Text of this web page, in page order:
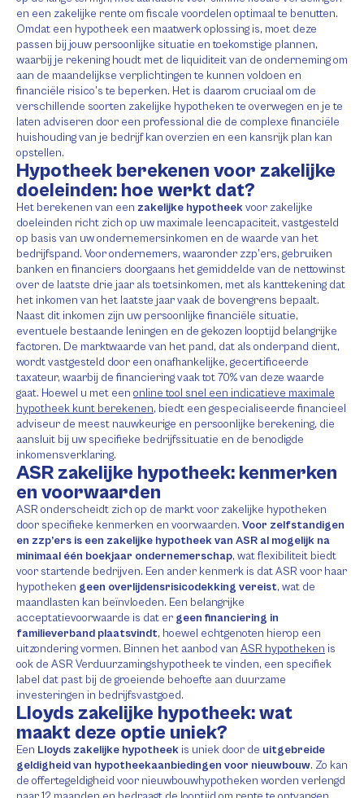
en een zakelijke rente om fiscale voordelen optimaal te benutten.
Omdat een hypotheek een maatwerk oplossing is, moet deze
passen bij jouw persoonlijke situatie en toekomstige plannen,
waarbij je rekening houdt met de liquiditeit van de onderneming om
aan de maandelijkse verplichtingen te kunnen voldoen en
financiële risico’s te beperken. Het is daarom cruciaal om de
verschillende soorten zakelijke hypotheken te overwegen en je te
laten adviseren door een professional die de complexe financiële
huishouding van je bedrijf kan overzien en een kansrijk plan kan
opstellen.
Hypotheek berekenen voor zakelijke
doeleinden: hoe werkt dat?
Het berekenen van een zakelijke hypotheekvoor zakelijke
doeleinden richt zich op uw maximale leencapaciteit, vastgesteld
op basis van uw ondernemersinkomen en de waarde van het
bedrijfspand. Voor ondernemers, waaronder zzp’ers, gebruiken
banken en financiers doorgaans het gemiddelde van de nettowinst
over de laatste drie jaar als toetsinkomen, met als kanttekening dat
het inkomen van het laatste jaar vaak de bovengrens bepaalt.
Naast dit inkomen zijn uw persoonlijke financiële situatie,
eventuele bestaande leningen en de gekozen looptijd belangrijke
factoren. De marktwaarde van het pand, dat als onderpand dient,
wordt vastgesteld door een onafhankelijke, gecertificeerde
taxateur, waarbij de financiering vaak tot 70% van deze waarde
gaat. Hoewel u met een online tool snel een indicatieve maximale
hypotheek kunt berekenen, biedt een gespecialiseerde financieel
adviseur de meest nauwkeurige en persoonlijke berekening, die
aansluit bij uw specifieke bedrijfssituatie en de benodigde
inkomensverklaring.
ASR zakelijke hypotheek: kenmerken
en voorwaarden
ASR onderscheidt zich op de markt voor zakelijke hypotheken
door specifieke kenmerken en voorwaarden. Voor zelfstandigen
en zzp’ers is een zakelijke hypotheek van ASR al mogelijk na
minimaal één boekjaar ondernemerschap, wat flexibiliteit biedt
voor startende bedrijven. Een ander kenmerk is dat ASR voor haar
hypotheken geen overlijdensrisicodekking vereist, wat de
maandlasten kan beïnvloeden. Een belangrijke
acceptatievoorwaarde is dat er geen financiering in
familieverband plaatsvindt, hoewel echtgenoten hierop een
uitzondering vormen. Binnen het aanbod van ASR hypotheken is
ook de ASR Verduurzamingshypotheek te vinden, een specifiek
label dat past bij de groeiende behoefte aan duurzame
investeringen in bedrijfsvastgoed.
Lloyds zakelijke hypotheek: wat
maakt deze optie uniek?
Een Lloyds zakelijke hypotheek is uniek door de uitgebreide
geldigheid van hypotheekaanbiedingen voor nieuwbouw. Zo kan
de offertegeldigheid voor nieuwbouwhypotheken worden verlengd